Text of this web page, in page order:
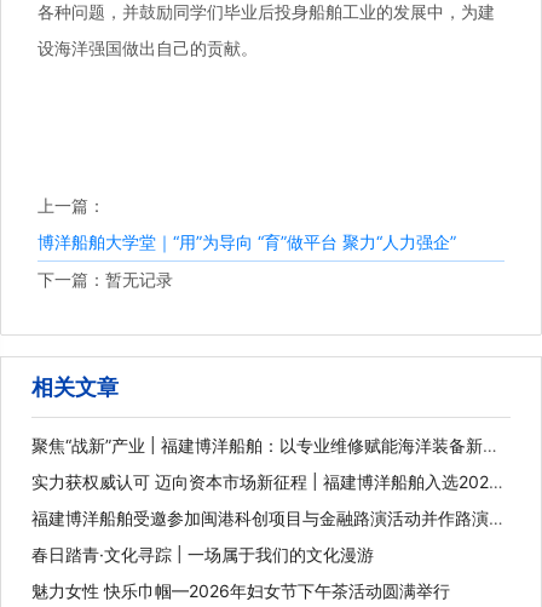
各种问题，并鼓励同学们毕业后投身船舶工业的发展中，为建
设海洋强国做出自己的贡献。
上一篇：
博洋船舶大学堂｜“用”为导向 “育”做平台 聚力“人力强企”
下一篇：暂无记录
相关文章
聚焦“战新”产业 | 福建博洋船舶：以专业维修赋能海洋装备新未
实力获权威认可 迈向资本市场新征程 | 福建博洋船舶入选2025
福建博洋船舶受邀参加闽港科创项目与金融路演活动并作路演推
春日踏青·文化寻踪 | 一场属于我们的文化漫游
魅力女性 快乐巾帼—2026年妇女节下午茶活动圆满举行